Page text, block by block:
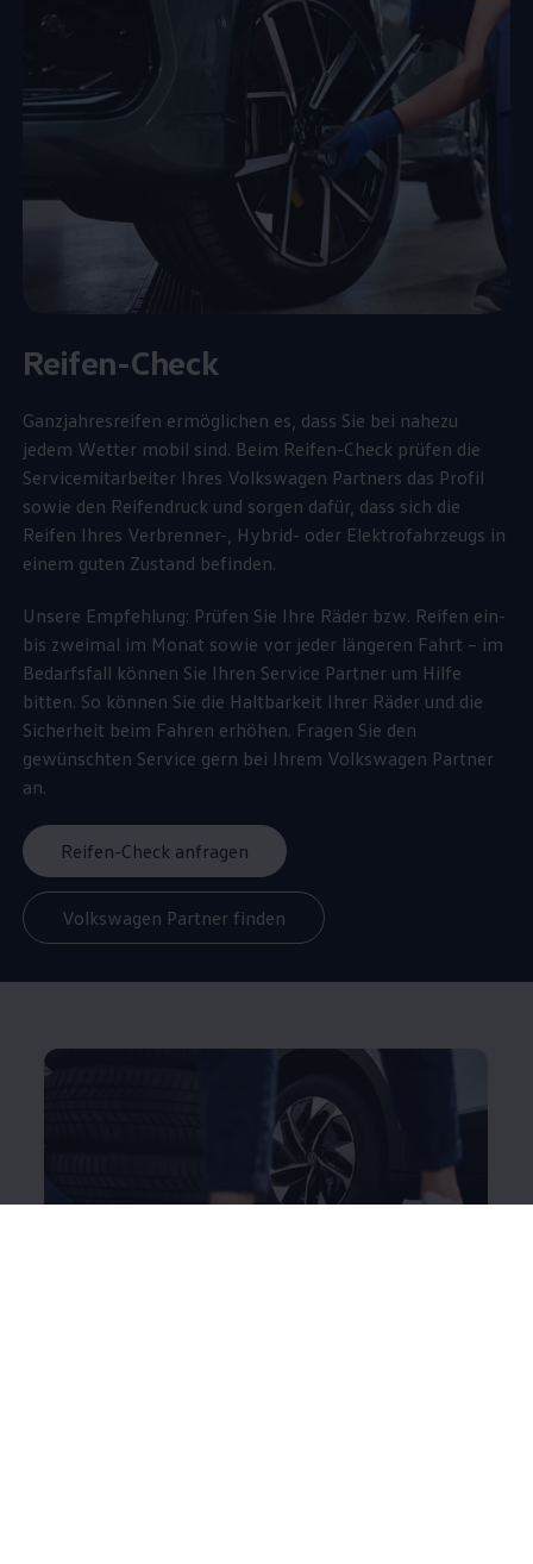
Reifen-Check
Ganzjahresreifen ermöglichen es, dass Sie bei nahezu
jedem Wetter mobil sind. Beim Reifen-Check prüfen die
Servicemitarbeiter Ihres Volkswagen Partners das Profil
sowie den Reifendruck und sorgen dafür, dass sich die
Reifen Ihres Verbrenner-, Hybrid- oder Elektrofahrzeugs in
einem guten Zustand befinden.
Unsere Empfehlung: Prüfen Sie Ihre Räder bzw. Reifen ein-
bis zweimal im Monat sowie vor jeder längeren Fahrt – im
Bedarfsfall können Sie Ihren Service Partner um Hilfe
bitten. So können Sie die Haltbarkeit Ihrer Räder und die
Sicherheit beim Fahren erhöhen. Fragen Sie den
gewünschten Service gern bei Ihrem Volkswagen Partner
an.
Reifen-Check anfragen
Volkswagen Partner finden